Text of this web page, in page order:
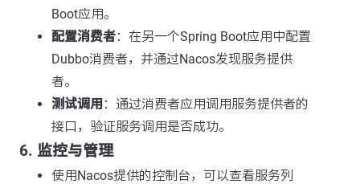
Boot应用。
配置消费者：在另一个Spring Boot应用中配置
Dubbo消费者，并通过Nacos发现服务提供
者。
测试调用 ：通过消费者应用调用服务提供者的
接口，验证服务调用是否成功。
6. 监控与管理
使用Nacos提供的控制台，可以查看服务列